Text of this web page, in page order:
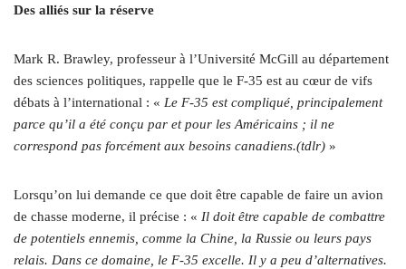
Des alliés sur la réserve
Mark R. Brawley, professeur à l’Université McGill au département
des sciences politiques, rappelle que le F‑35 est au cœur de vifs
débats à l’international : « Le F‑35 est compliqué, principalement
parce qu’il a été conçu par et pour les Américains ; il ne
correspond pas forcément aux besoins canadiens.(tdlr) »
Lorsqu’on lui demande ce que doit être capable de faire un avion
de chasse moderne, il précise : « Il doit être capable de combattre
de potentiels ennemis, comme la Chine, la Russie ou leurs pays
relais. Dans ce domaine, le F‑35 excelle. Il y a peu d’alternatives.